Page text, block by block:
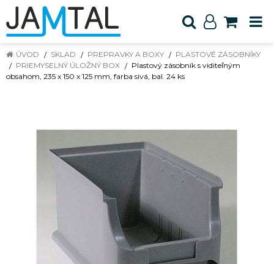
ÚVOD SKLAD PREPRAVKY A BOXY
PLASTOVÉ ZÁSOBNÍKY
PRIEMYSELNÝ ÚLOŽNÝ BOX
Plastový zásobník s viditeľným
obsahom, 235 x 150 x 125 mm, farba sivá, bal. 24 ks